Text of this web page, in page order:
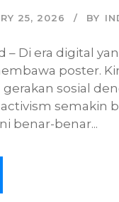
25, 2026 BY
– Di era digital
poster.
sosial
semakin
benar-benar...